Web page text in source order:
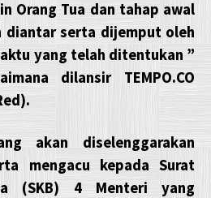
Orang Tua dan tahap awal
diantar serta dijemput oleh
yang telah ditentukan ”
dilansir TEMPO.CO
akan diselenggarakan
mengacu kepada Surat
(SKB) 4 Menteri yang